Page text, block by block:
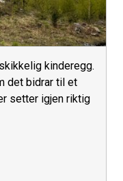
kinderegg.
det bidrar til et
setter igjen riktig